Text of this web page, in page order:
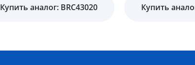
Купить аналог: BRC43020 Купить